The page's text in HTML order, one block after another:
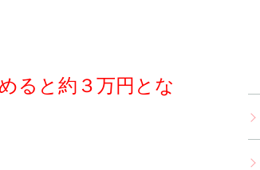
ると約３万円とな